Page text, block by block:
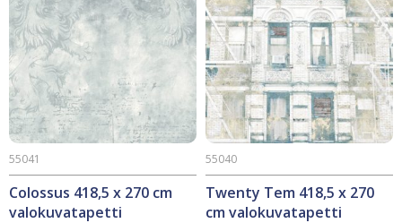
Colossus 418,5 x 270 cm
valokuvatapetti
55041
Twenty Tem 418,5 x 270
cm valokuvatapetti
55040